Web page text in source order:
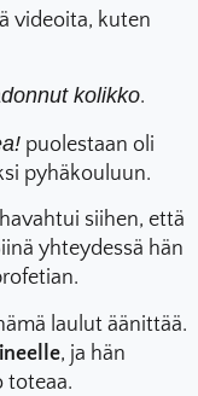
videoita, kuten
kolikko.
puolestaan oli
pyhäkouluun.
siihen, että
yhteydessä hän
laulut äänittää.
, ja hän
toteaa.